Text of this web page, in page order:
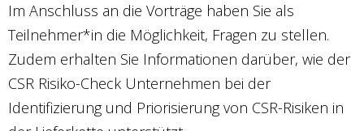
Im Anschluss an die Vorträge haben Sie als
Teilnehmer*in die Möglichkeit, Fragen zu stellen.
Zudem erhalten Sie Informationen darüber, wie der
CSR Risiko-Check Unternehmen bei der
Identifizierung und Priorisierung von CSR-Risiken in